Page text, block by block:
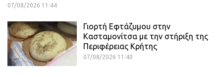
07/08/2026 11:44
Γιορτή Εφτάζυμου στην
Κασταμονίτσα με την στήριξη της
Περιφέρειας Κρήτης
07/08/2026 11:40